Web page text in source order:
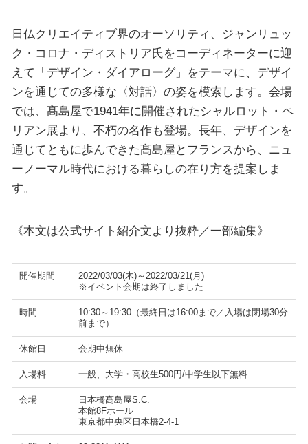
日仏クリエイティブ界のオーソリティ、ジャンリュッ
ク・コロナ・ディストリア氏をコーディネーターに迎
えて「デザイン・ダイアローグ」をテーマに、デザイ
ンを通じての多様な〈対話〉の姿を模索します。会場
では、髙島屋で1941年に開催されたシャルロット・ペ
リアン展より、不朽の名作も登場。長年、デザインを
通じてともに歩んできた髙島屋とフランスから、ニュ
ーノーマル時代における暮らしの在り方を提案しま
す。
《本文は公式サイト紹介文より抜粋／一部編集》
開催期間
2022/03/03(木)～2022/03/21(月)
※イベント会期は終了しました
時間
10:30～19:30（最終日は16:00まで／入場は閉場30分
前まで）
休館日 会期中無休
入場料 一般、大学・高校生500円/中学生以下無料
会場
日本橋髙島屋S.C.
本館8Fホール
東京都中央区日本橋2-4-1